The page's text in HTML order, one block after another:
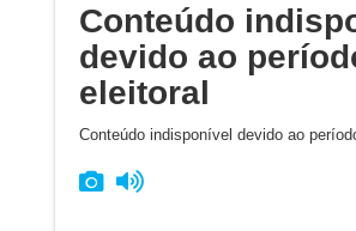
Conteúdo
devido ao
eleitoral
Conteúdo indisponível devido ao